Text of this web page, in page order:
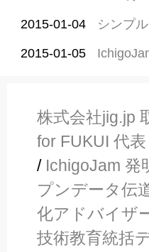
2015-01-04 シンプ
2015-01-05
株式会社jig.jp
for FUKUI 代表
/ IchigoJam 発
プンデータ伝
化アドバイザ
技術教育統括